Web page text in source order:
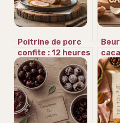
Poitrine de porc
confite : 12 heures
de marinade pour
une chair
fondante et une
peau craquante
et